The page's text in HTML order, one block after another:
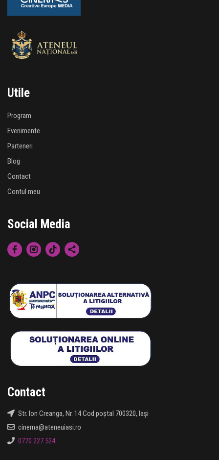
Utile
Program
Evenimente
Parteneri
Blog
Contact
Contul meu
Social Media
Contact
Str. Ion Creanga, Nr. 14 Cod poștal 700320, Iași
cinema@ateneuiasi.ro
0770 227 524